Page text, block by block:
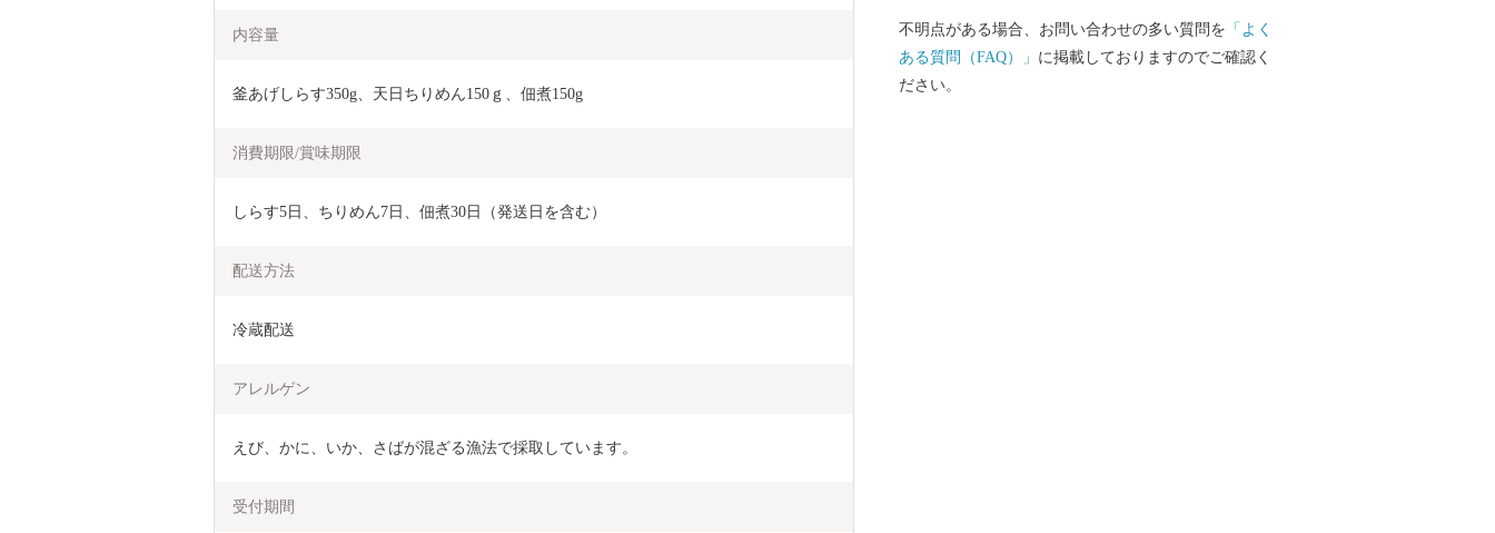
内容量
釜あげしらす350g、天日ちりめん150ｇ、佃煮150g
消費期限/賞味期限
しらす5日、ちりめん7日、佃煮30日（発送日を含む）
配送方法
冷蔵配送
アレルゲン
えび、かに、いか、さばが混ざる漁法で採取しています。
受付期間
ふれる御坊のために皆様の応援をよろしくお願いしま
不明点がある場合、お問い合わせの多い質問を 「よく
ある質問（FAQ）」 に掲載しておりますのでご確認く
ださい。